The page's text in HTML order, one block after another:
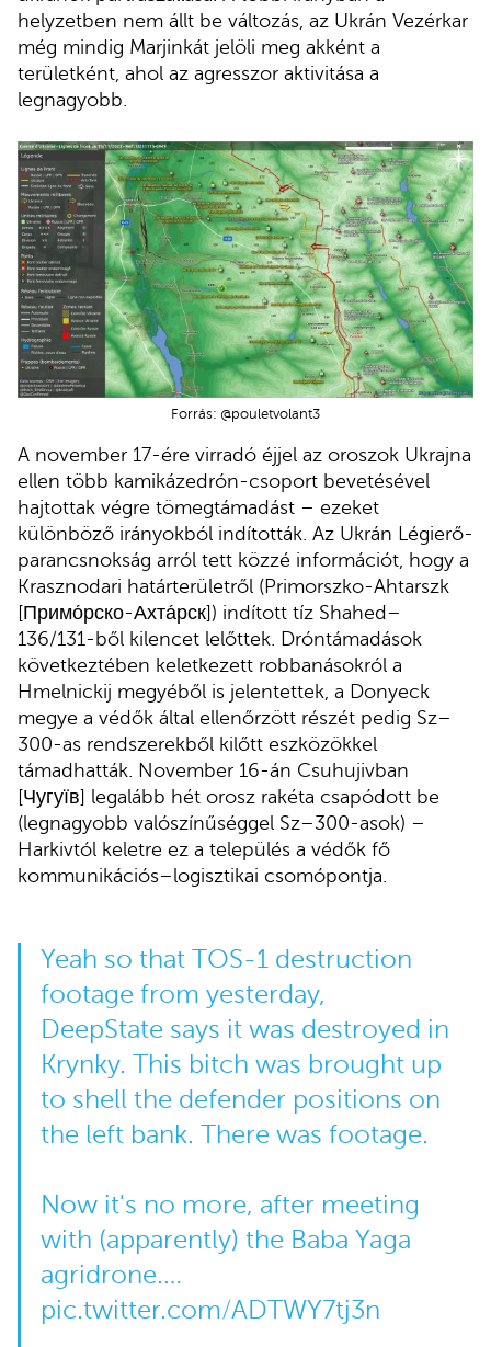
helyzetben nem állt be változás, az Ukrán Vezérkar
még mindig Marjinkát jelöli meg akként a
területként, ahol az agresszor aktivitása a
legnagyobb.
Forrás: @pouletvolant3
A november 17-ére virradó éjjel az oroszok Ukrajna
ellen több kamikázedrón-csoport bevetésével
hajtottak végre tömegtámadást – ezeket
különböző irányokból indították. Az Ukrán Légierő-
parancsnokság arról tett közzé információt, hogy a
Krasznodari határterületről (Primorszko-Ahtarszk
[Примо́рско-Ахта́рск]) indított tíz Shahed–
136/131-ből kilencet lelőttek. Dróntámadások
következtében keletkezett robbanásokról a
Hmelnickij megyéből is jelentettek, a Donyeck
megye a védők által ellenőrzött részét pedig Sz–
300-as rendszerekből kilőtt eszközökkel
támadhatták. November 16-án Csuhujivban
[Чугуїв] legalább hét orosz rakéta csapódott be
(legnagyobb valószínűséggel Sz–300-asok) –
Harkivtól keletre ez a település a védők fő
kommunikációs–logisztikai csomópontja.
Yeah so that TOS-1 destruction
footage from yesterday,
DeepState says it was destroyed in
Krynky. This bitch was brought up
to shell the defender positions on
the left bank. There was footage.
Now it's no more, after meeting
with (apparently) the Baba Yaga
agridrone.…
pic.twitter.com/ADTWY7tj3n